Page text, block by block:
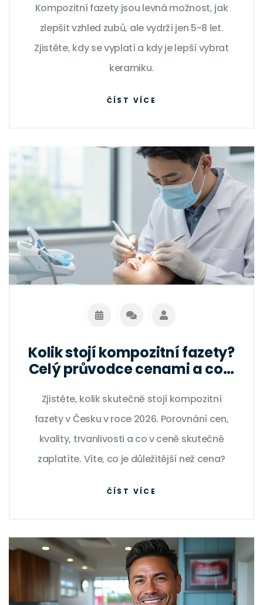
Kompozitní fazety jsou levná možnost, jak
zlepšit vzhled zubů, ale vydrží jen 5-8 let.
Zjistěte, kdy se vyplatí a kdy je lepší vybrat
keramiku.
ČÍST VÍCE
Kolik stojí kompozitní fazety?
Celý průvodce cenami a co v
Zjistěte, kolik skutečně stojí kompozitní
fazety v Česku v roce 2026. Porovnání cen,
kvality, trvanlivosti a co v ceně skutečně
zaplatíte. Víte, co je důležitější než cena?
ČÍST VÍCE